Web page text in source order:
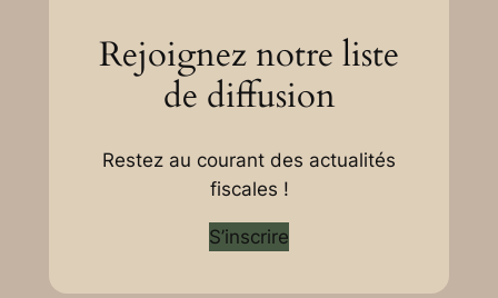
Rejoignez notre liste
de diffusion
Restez au courant des actualités
fiscales !
S’inscrire